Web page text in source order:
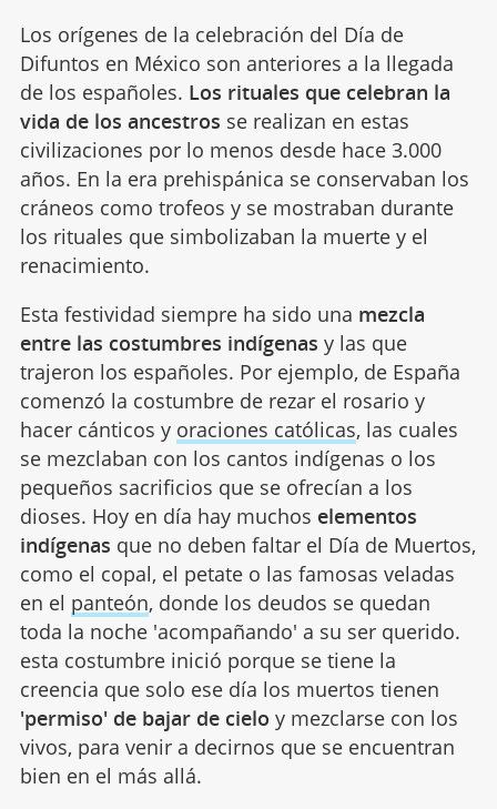
Los orígenes de la celebración del Día de
Difuntos en México son anteriores a la llegada
de los españoles. Los rituales que celebran la
vida de los ancestros se realizan en estas
civilizaciones por lo menos desde hace 3.000
años. En la era prehispánica se conservaban los
cráneos como trofeos y se mostraban durante
los rituales que simbolizaban la muerte y el
renacimiento.
Esta festividad siempre ha sido una mezcla
entre las costumbres indígenas y las que
trajeron los españoles. Por ejemplo, de España
comenzó la costumbre de rezar el rosario y
hacer cánticos y oraciones católicas, las cuales
se mezclaban con los cantos indígenas o los
pequeños sacrificios que se ofrecían a los
dioses. Hoy en día hay muchos elementos
indígenas que no deben faltar el Día de Muertos,
como el copal, el petate o las famosas veladas
en el panteón, donde los deudos se quedan
toda la noche 'acompañando' a su ser querido.
esta costumbre inició porque se tiene la
creencia que solo ese día los muertos tienen
'permiso' de bajar de cielo y mezclarse con los
vivos, para venir a decirnos que se encuentran
bien en el más allá.